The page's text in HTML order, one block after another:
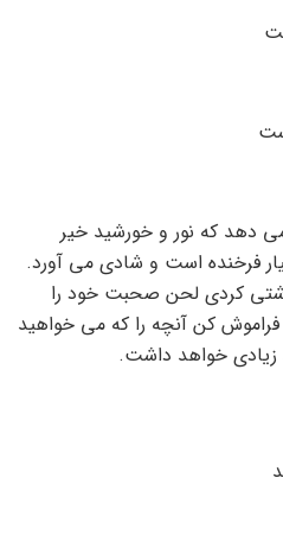
دهد که نور و خورشید خیر
فرخنده است و شادی می آورد.
آشتی کردی لحن صحبت خود را
فراموش کن آنچه را که می خواهید
زیادی خواهد داشت.